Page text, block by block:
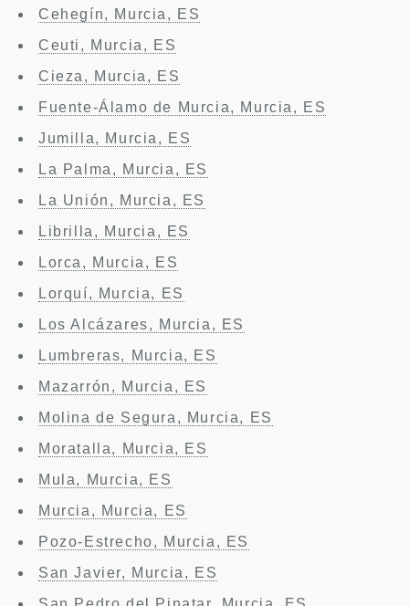
Cehegín, Murcia, ES
Ceuti, Murcia, ES
Cieza, Murcia, ES
Fuente-Álamo de Murcia, Murcia, ES
Jumilla, Murcia, ES
La Palma, Murcia, ES
La Unión, Murcia, ES
Librilla, Murcia, ES
Lorca, Murcia, ES
Lorquí, Murcia, ES
Los Alcázares, Murcia, ES
Lumbreras, Murcia, ES
Mazarrón, Murcia, ES
Molina de Segura, Murcia, ES
Moratalla, Murcia, ES
Mula, Murcia, ES
Murcia, Murcia, ES
Pozo-Estrecho, Murcia, ES
San Javier, Murcia, ES